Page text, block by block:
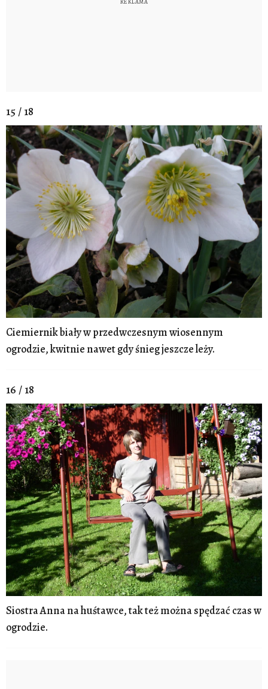
15 / 18
Ciemiernik biały w przedwczesnym wiosennym
ogrodzie, kwitnie nawet gdy śnieg jeszcze leży.
16 / 18
Siostra Anna na huśtawce, tak też można spędzać czas w
ogrodzie.